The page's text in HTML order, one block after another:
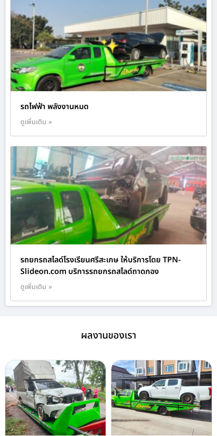
รถไฟฟ้า พลังงานหมด
ดูเพิ่มเติม »
รถยกรถสไลด์โรงเรียนศรีสะเกษ ให้บริการโดย TPN-
Slideon.com บริการรถยกรถสไลด์ถาดกอง
ดูเพิ่มเติม »
ผลงานของเรา